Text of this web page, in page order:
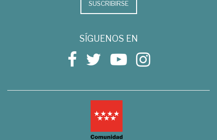
SUSCRIBIRSE
SÍGUENOS EN